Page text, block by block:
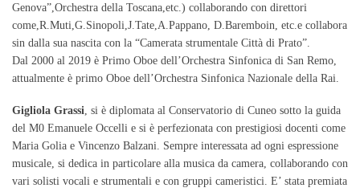
Genova”,Orchestra della Toscana,etc.) collaborando con direttori
come,R.Muti,G.Sinopoli,J.Tate,A.Pappano, D.Baremboin, etc.e collabora
sin dalla sua nascita con la “Camerata strumentale Città di Prato”.
Dal 2000 al 2019 è Primo Oboe dell’Orchestra Sinfonica di San Remo,
attualmente è primo Oboe dell’Orchestra Sinfonica Nazionale della Rai.
Gigliola Grassi , si è diplomata al Conservatorio di Cuneo sotto la guida
del M0 Emanuele Occelli e si è perfezionata con prestigiosi docenti come
Maria Golia e Vincenzo Balzani. Sempre interessata ad ogni espressione
musicale, si dedica in particolare alla musica da camera, collaborando con
vari solisti vocali e strumentali e con gruppi cameristici. E’ stata premiata